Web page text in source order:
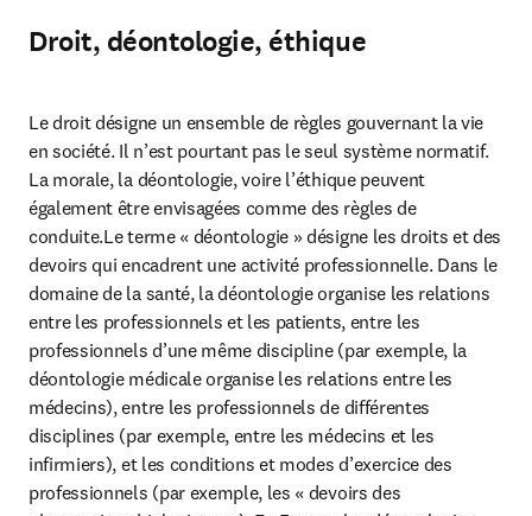
Droit, déontologie, éthique
Le droit désigne un ensemble de règles gouvernant la vie
en société. Il n’est pourtant pas le seul système normatif.
La morale, la déontologie, voire l’éthique peuvent
également être envisagées comme des règles de
conduite.Le terme « déontologie » désigne les droits et des
devoirs qui encadrent une activité professionnelle. Dans le
domaine de la santé, la déontologie organise les relations
entre les professionnels et les patients, entre les
professionnels d’une même discipline (par exemple, la
déontologie médicale organise les relations entre les
médecins), entre les professionnels de différentes
disciplines (par exemple, entre les médecins et les
infirmiers), et les conditions et modes d’exercice des
professionnels (par exemple, les « devoirs des